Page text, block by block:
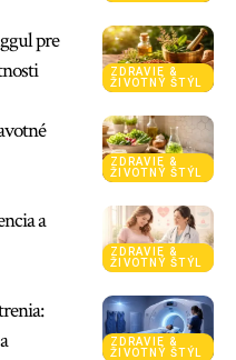
ZDRAVIE &
ŽIVOTNÝ ŠTÝL
pre
ZDRAVIE &
ŽIVOTNÝ ŠTÝL
ZDRAVIE &
ŽIVOTNÝ ŠTÝL
a
ZDRAVIE &
ŽIVOTNÝ ŠTÝL